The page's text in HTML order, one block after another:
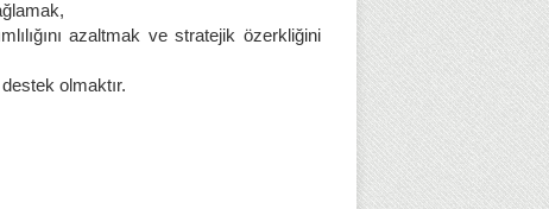
azaltmak ve stratejik özerkliğini
olmaktır.